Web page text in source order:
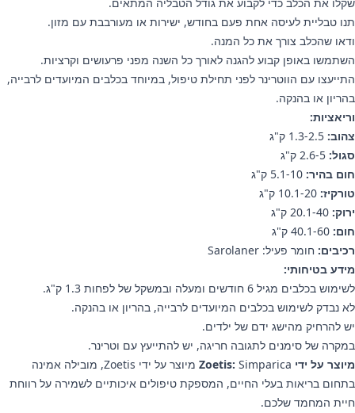
תנו טבליית לעיסה אחת פעם בחודש, ישירות או מעורבבת עם מזון.
ודאו שהכלב צורך את כל המנה.
השתמשו באופן קבוע להגנה לאורך כל השנה מפני פרעושים וקרציות.
התייעצו עם הווטרינר לפני תחילת טיפול, במיוחד בכלבים המיועדים לרבייה,
בהריון או בהנקה.
וריאציות:
צהוב:
סגול:
חום בהיר:
טורקיז:
ירוק:
חום:
רכיבים: חומר פעיל: Sarolaner
מידע בטיחותי:
לשימוש בכלבים מגיל 6 חודשים ומעלה ובמשקל של לפחות 1.3 ק"ג.
לא נבדק לשימוש בכלבים המיועדים לרבייה, בהריון או בהנקה.
יש להרחיק מהישג ידם של ילדים.
במקרה של סימנים לתגובה חריגה, יש להתייעץ עם וטרינר.
מיוצר על ידי Zoetis:
Simparica מיוצר על ידי Zoetis, מובילה אמינה
בתחום בריאות בעלי החיים, המספקת טיפולים איכותיים לשמירה על רווחת
חיית המחמד שלכם.